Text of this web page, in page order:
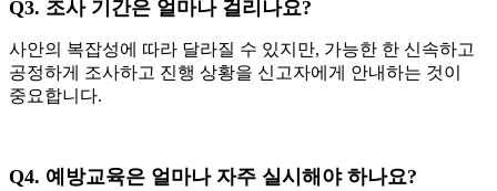
Q3. 조사 기간은 얼마나 걸리나요?
사안의 복잡성에 따라 달라질 수 있지만, 가능한 한 신속하고
공정하게 조사하고 진행 상황을 신고자에게 안내하는 것이
중요합니다.
Q4. 예방교육은 얼마나 자주 실시해야 하나요?